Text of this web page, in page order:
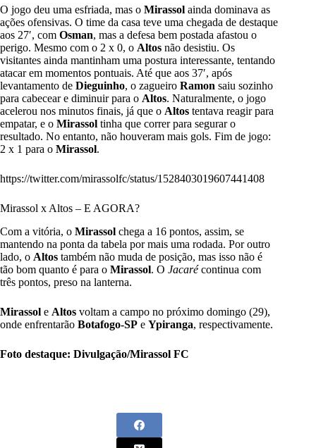
O jogo deu uma esfriada, mas o Mirassol ainda dominava as
ações ofensivas. O time da casa teve uma chegada de destaque
aos 27′, com Osman, mas a defesa bem postada afastou o
perigo. Mesmo com o 2 x 0, o Altos não desistiu. Os
visitantes ainda mantinham uma postura interessante, tentando
atacar em momentos pontuais. Até que aos 37′, após
levantamento de Dieguinho, o zagueiro Ramon saiu sozinho
para cabecear e diminuir para o Altos. Naturalmente, o jogo
acelerou nos minutos finais, já que o Altos tentava reagir para
empatar, e o Mirassol tinha que correr para segurar o
resultado. No entanto, não houveram mais gols. Fim de jogo:
2 x 1 para o Mirassol.
https://twitter.com/mirassolfc/status/1528403019607441408
Mirassol x Altos – E AGORA?
Com a vitória, o Mirassol chega a 16 pontos, assim, se
mantendo na ponta da tabela por mais uma rodada. Por outro
lado, o Altos também não muda de posição, mas isso não é
tão bom quanto é para o Mirassol. O Jacarécontinua com
três pontos, preso na lanterna.
Mirassol e Altos voltam a campo no próximo domingo (29),
onde enfrentarão Botafogo-SP e Ypiranga, respectivamente.
Foto destaque: Divulgação/Mirassol FC